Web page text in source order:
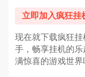
立即加入疯狂挂
现在就下载疯狂
手，畅享挂机的
满惊喜的游戏世界